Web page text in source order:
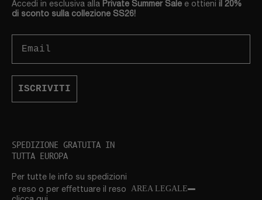
Accedi in esclusiva alla Private Summer Sale e ottieni il 20%
di sconto sulla collezione SS26!
ISCRIVITI
SPEDIZIONE GRATUITA IN
TUTTA EUROPA
Per tutte le info su spedizioni
e reso o per eﬀettuare il reso
AREA LEGALE